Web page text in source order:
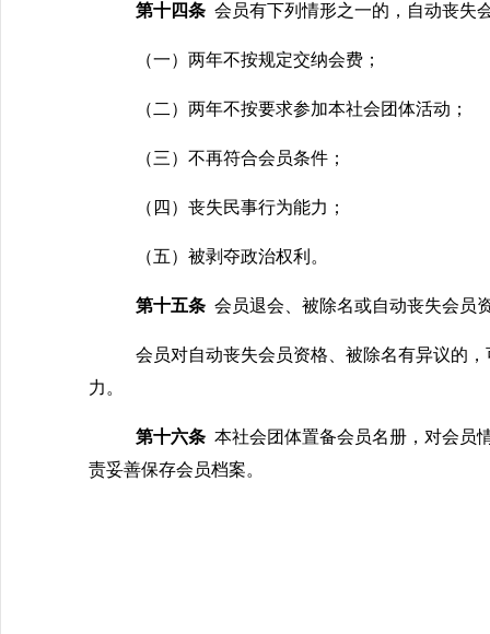
第十四条 会员有下列情形之一的，自动丧失
（一）两年不按规定交纳会费；
（二）两年不按要求参加本社会团体活动；
（三）不再符合会员条件；
（四）丧失民事行为能力；
（五）被剥夺政治权利。
第十五条 会员退会、被除名或自动丧失会员
会员对自动丧失会员资格、被除名有异议的
力。
第十六条 本社会团体置备会员名册，对会员
责妥善保存会员档案。